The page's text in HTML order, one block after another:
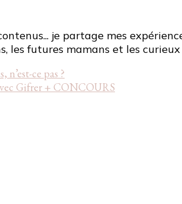
je partage mes
les futures mamans et les
ce pas ?
Gifrer + CONCOURS